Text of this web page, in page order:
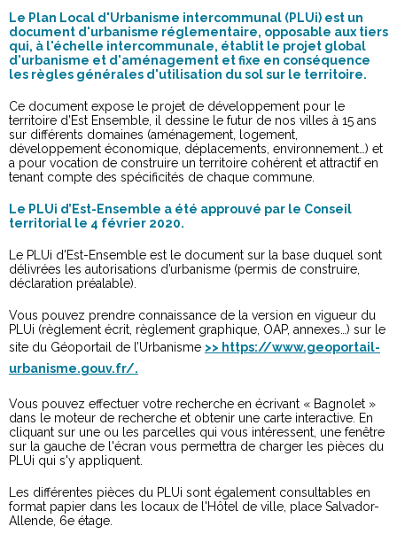
Le Plan Local d'Urbanisme intercommunal (PLUi) est un
document d'urbanisme réglementaire, opposable aux tiers
qui, à l'échelle intercommunale, établit le projet global
d'urbanisme et d'aménagement et fixe en conséquence
les règles générales d'utilisation du sol sur le territoire.
Ce document expose le projet de développement pour le
territoire d’Est Ensemble, il dessine le futur de nos villes à 15 ans
sur différents domaines (aménagement, logement,
développement économique, déplacements, environnement…) et
a pour vocation de construire un territoire cohérent et attractif en
tenant compte des spécificités de chaque commune.
Le PLUi d’Est-Ensemble a été approuvé par le Conseil
territorial le 4 février 2020.
Le PLUi d'Est-Ensemble est le document sur la base duquel sont
délivrées les autorisations d’urbanisme (permis de construire,
déclaration préalable).
Vous pouvez prendre connaissance de la version en vigueur du
PLUi (règlement écrit, règlement graphique, OAP, annexes…) sur le
site du Géoportail de l’Urbanisme >> https://www.geoportail-
urbanisme.gouv.fr/.
Vous pouvez effectuer votre recherche en écrivant « Bagnolet »
dans le moteur de recherche et obtenir une carte interactive. En
cliquant sur une ou les parcelles qui vous intéressent, une fenêtre
sur la gauche de l'écran vous permettra de charger les pièces du
PLUi qui s'y appliquent.
Les différentes pièces du PLUi sont également consultables en
format papier dans les locaux de l'Hôtel de ville, place Salvador-
Allende, 6e étage.